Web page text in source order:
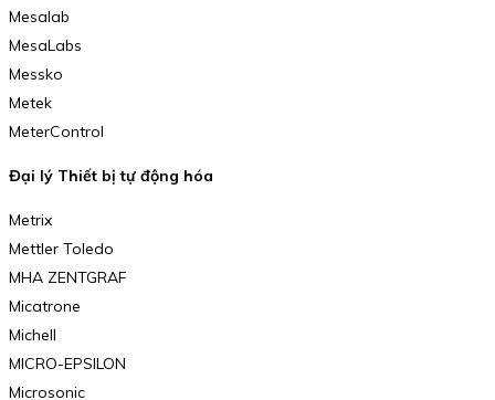
Mesalab
MesaLabs
Messko
Metek
MeterControl
Đại lý Thiết bị tự động hóa
Metrix
Mettler Toledo
MHA ZENTGRAF
Micatrone
Michell
MICRO-EPSILON
Microsonic